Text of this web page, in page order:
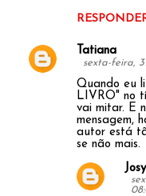
Tatiana
sexta-feira,
Quando eu
LIVRO" no
vai mitar. E
mensagem,
autor está
se não mais.